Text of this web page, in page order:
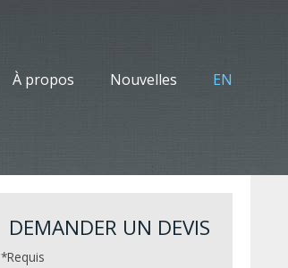
À propos Nouvelles EN
DEMANDER UN DEVIS
*Requis